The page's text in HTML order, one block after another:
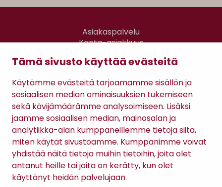
Tämä sivusto käyttää evästeitä
Käytämme evästeitä tarjoamamme sisällön ja
sosiaalisen median ominaisuuksien tukemiseen
sekä kävijämäärämme analysoimiseen. Lisäksi
jaamme sosiaalisen median, mainosalan ja
analytiikka-alan kumppaneillemme tietoja siitä,
miten käytät sivustoamme. Kumppanimme voivat
yhdistää näitä tietoja muihin tietoihin, joita olet
antanut heille tai joita on kerätty, kun olet
käyttänyt heidän palvelujaan.
Asiakaspalvelu
Kanta-asiakkuus
Gomee Ratsula Café
Sopimusehdot
Tietosuojaseloste
Maksutavat